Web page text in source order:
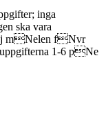
inga
ska vara
mNelen fNvr
1-6 pNe